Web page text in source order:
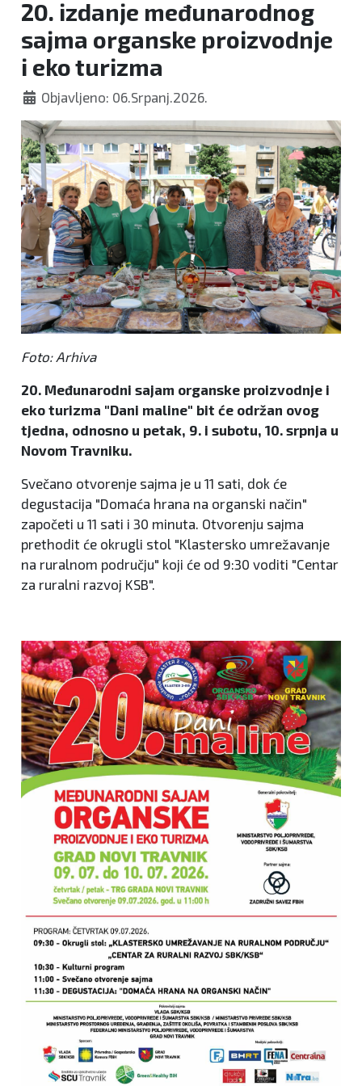
20. izdanje međunarodnog
sajma organske proizvodnje
i eko turizma
Objavljeno: 06.Srpanj.2026.
Foto: Arhiva
20. Međunarodni sajam organske proizvodnje i
eko turizma "Dani maline" bit će održan ovog
tjedna, odnosno u petak, 9. i subotu, 10. srpnja u
Novom Travniku.
Svečano otvorenje sajma je u 11 sati, dok će
degustacija "Domaća hrana na organski način"
započeti u 11 sati i 30 minuta. Otvorenju sajma
prethodit će okrugli stol "Klastersko umrežavanje
na ruralnom području" koji će od 9:30 voditi "Centar
za ruralni razvoj KSB".